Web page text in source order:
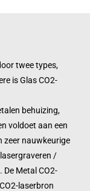
twee types,
is Glas CO2-
behuizing,
voldoet aan een
zeer nauwkeurige
/
Metal CO2-
laserbron